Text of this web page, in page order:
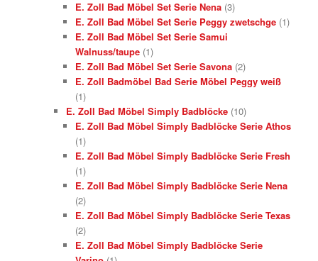
E. Zoll Bad Möbel Set Serie Nena (3)
E. Zoll Bad Möbel Set Serie Peggy zwetschge (1)
E. Zoll Bad Möbel Set Serie Samui
Walnuss/taupe (1)
E. Zoll Bad Möbel Set Serie Savona (2)
E. Zoll Badmöbel Bad Serie Möbel Peggy weiß
(1)
E. Zoll Bad Möbel Simply Badblöcke (10)
E. Zoll Bad Möbel Simply Badblöcke Serie Athos
(1)
E. Zoll Bad Möbel Simply Badblöcke Serie Fresh
(1)
E. Zoll Bad Möbel Simply Badblöcke Serie Nena
(2)
E. Zoll Bad Möbel Simply Badblöcke Serie Texas
(2)
E. Zoll Bad Möbel Simply Badblöcke Serie